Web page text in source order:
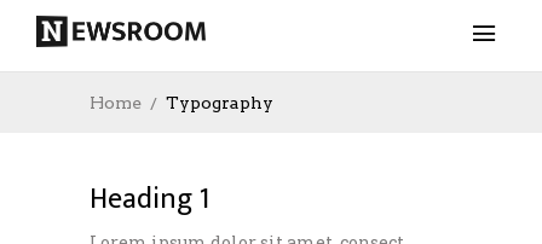
Home Typography
Heading 1